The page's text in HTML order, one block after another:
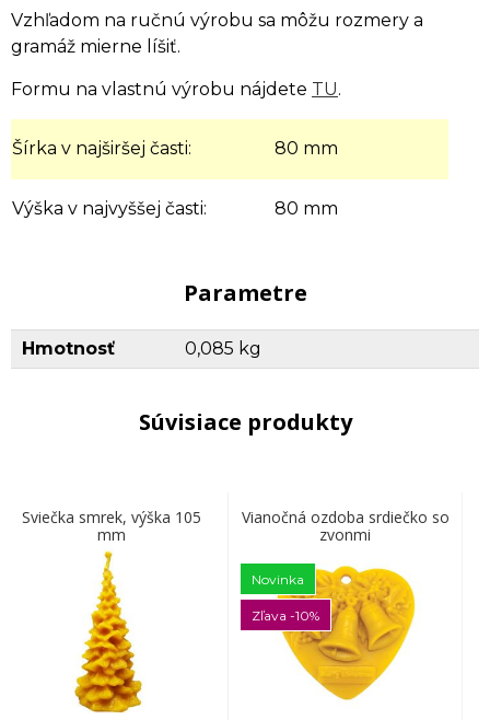
Vzhľadom na ručnú výrobu sa môžu rozmery a
gramáž mierne líšiť.
Formu na vlastnú výrobu nájdete TU.
Šírka v najširšej časti: 80 mm
Výška v najvyššej časti: 80 mm
Parametre
Hmotnosť 0,085 kg
Súvisiace produkty
Sviečka smrek, výška 105
mm
Vianočná ozdoba srdiečko so
zvonmi
Novinka
Zľava -10%